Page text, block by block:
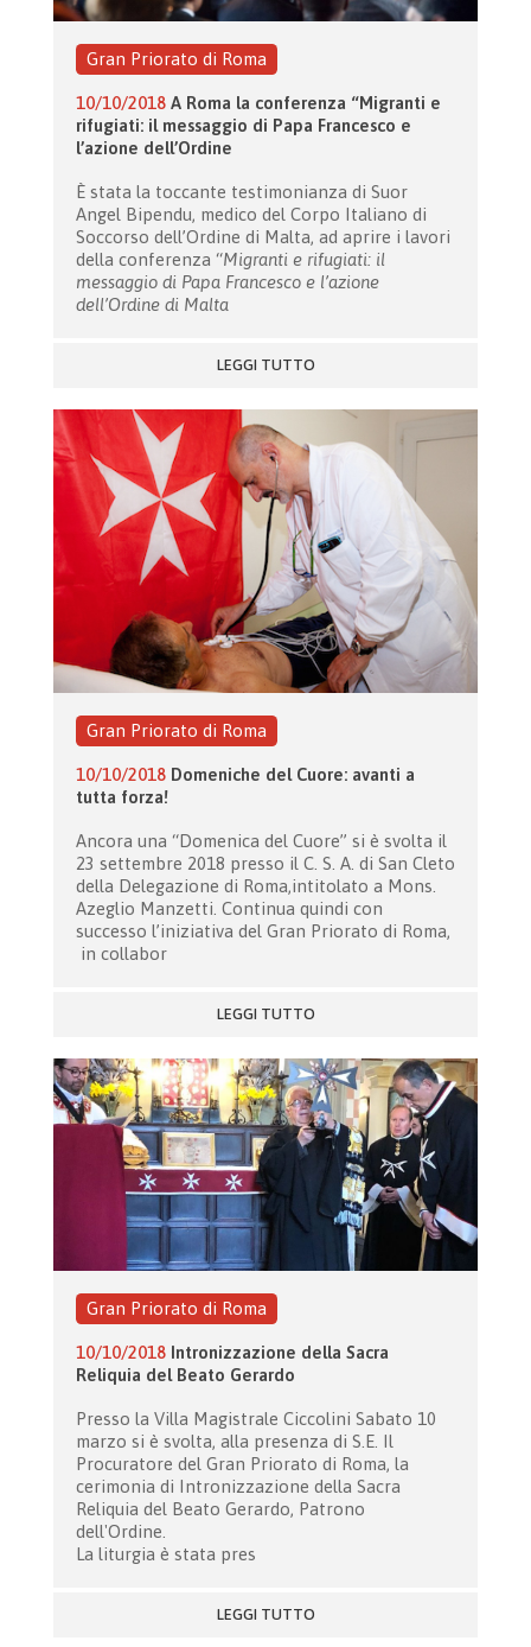
Gran Priorato di Roma
10/10/2018 A Roma la conferenza “Migranti e
rifugiati: il messaggio di Papa Francesco e
l’azione dell’Ordine
È stata la toccante testimonianza di Suor
Angel Bipendu, medico del Corpo Italiano di
Soccorso dell’Ordine di Malta, ad aprire i lavori
della conferenza “Migranti e rifugiati: il
messaggio di Papa Francesco e l’azione
dell’Ordine di Malta
LEGGI TUTTO
Gran Priorato di Roma
10/10/2018 Domeniche del Cuore: avanti a
tutta forza!
Ancora una “Domenica del Cuore” si è svolta il
23 settembre 2018 presso il C. S. A. di San Cleto
della Delegazione di Roma,intitolato a Mons.
Azeglio Manzetti. Continua quindi con
successo l’iniziativa del Gran Priorato di Roma,
in collabor
LEGGI TUTTO
Gran Priorato di Roma
10/10/2018 Intronizzazione della Sacra
Reliquia del Beato Gerardo
Presso la Villa Magistrale Ciccolini Sabato 10
marzo si è svolta, alla presenza di S.E. Il
Procuratore del Gran Priorato di Roma, la
cerimonia di Intronizzazione della Sacra
Reliquia del Beato Gerardo, Patrono
dell'Ordine.
La liturgia è stata pres
LEGGI TUTTO